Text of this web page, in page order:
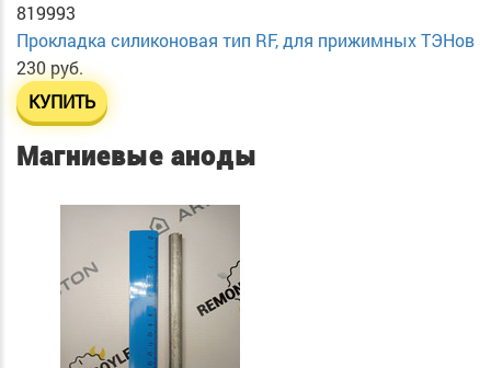
819993
Прокладка силиконовая тип RF, для прижимных ТЭНов
230 руб.
КУПИТЬ
Магниевые аноды